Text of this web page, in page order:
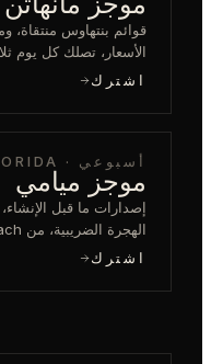
قوائم بنتهاوس منتقاة،
الأسعار، تصلك كل يوم
اشترك
أسبوعي · SOUTH FLORIDA
موجز ميامي
إصدارات ما قبل
الهجرة الضريبية، من Miami Beach إلى Palm Beach.
اشترك